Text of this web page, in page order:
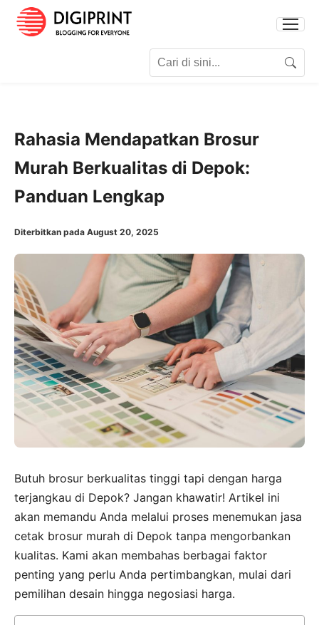
Search
Rahasia Mendapatkan Brosur
Murah Berkualitas di Depok:
Panduan Lengkap
Diterbitkan pada August 20, 2025
Butuh brosur berkualitas tinggi tapi dengan harga
terjangkau di Depok? Jangan khawatir! Artikel ini
akan memandu Anda melalui proses menemukan jasa
cetak brosur murah di Depok tanpa mengorbankan
kualitas. Kami akan membahas berbagai faktor
penting yang perlu Anda pertimbangkan, mulai dari
pemilihan desain hingga negosiasi harga.